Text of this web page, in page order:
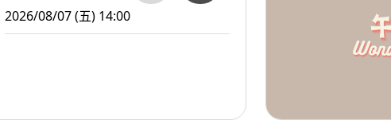
2026/08/07 (五) 14:00